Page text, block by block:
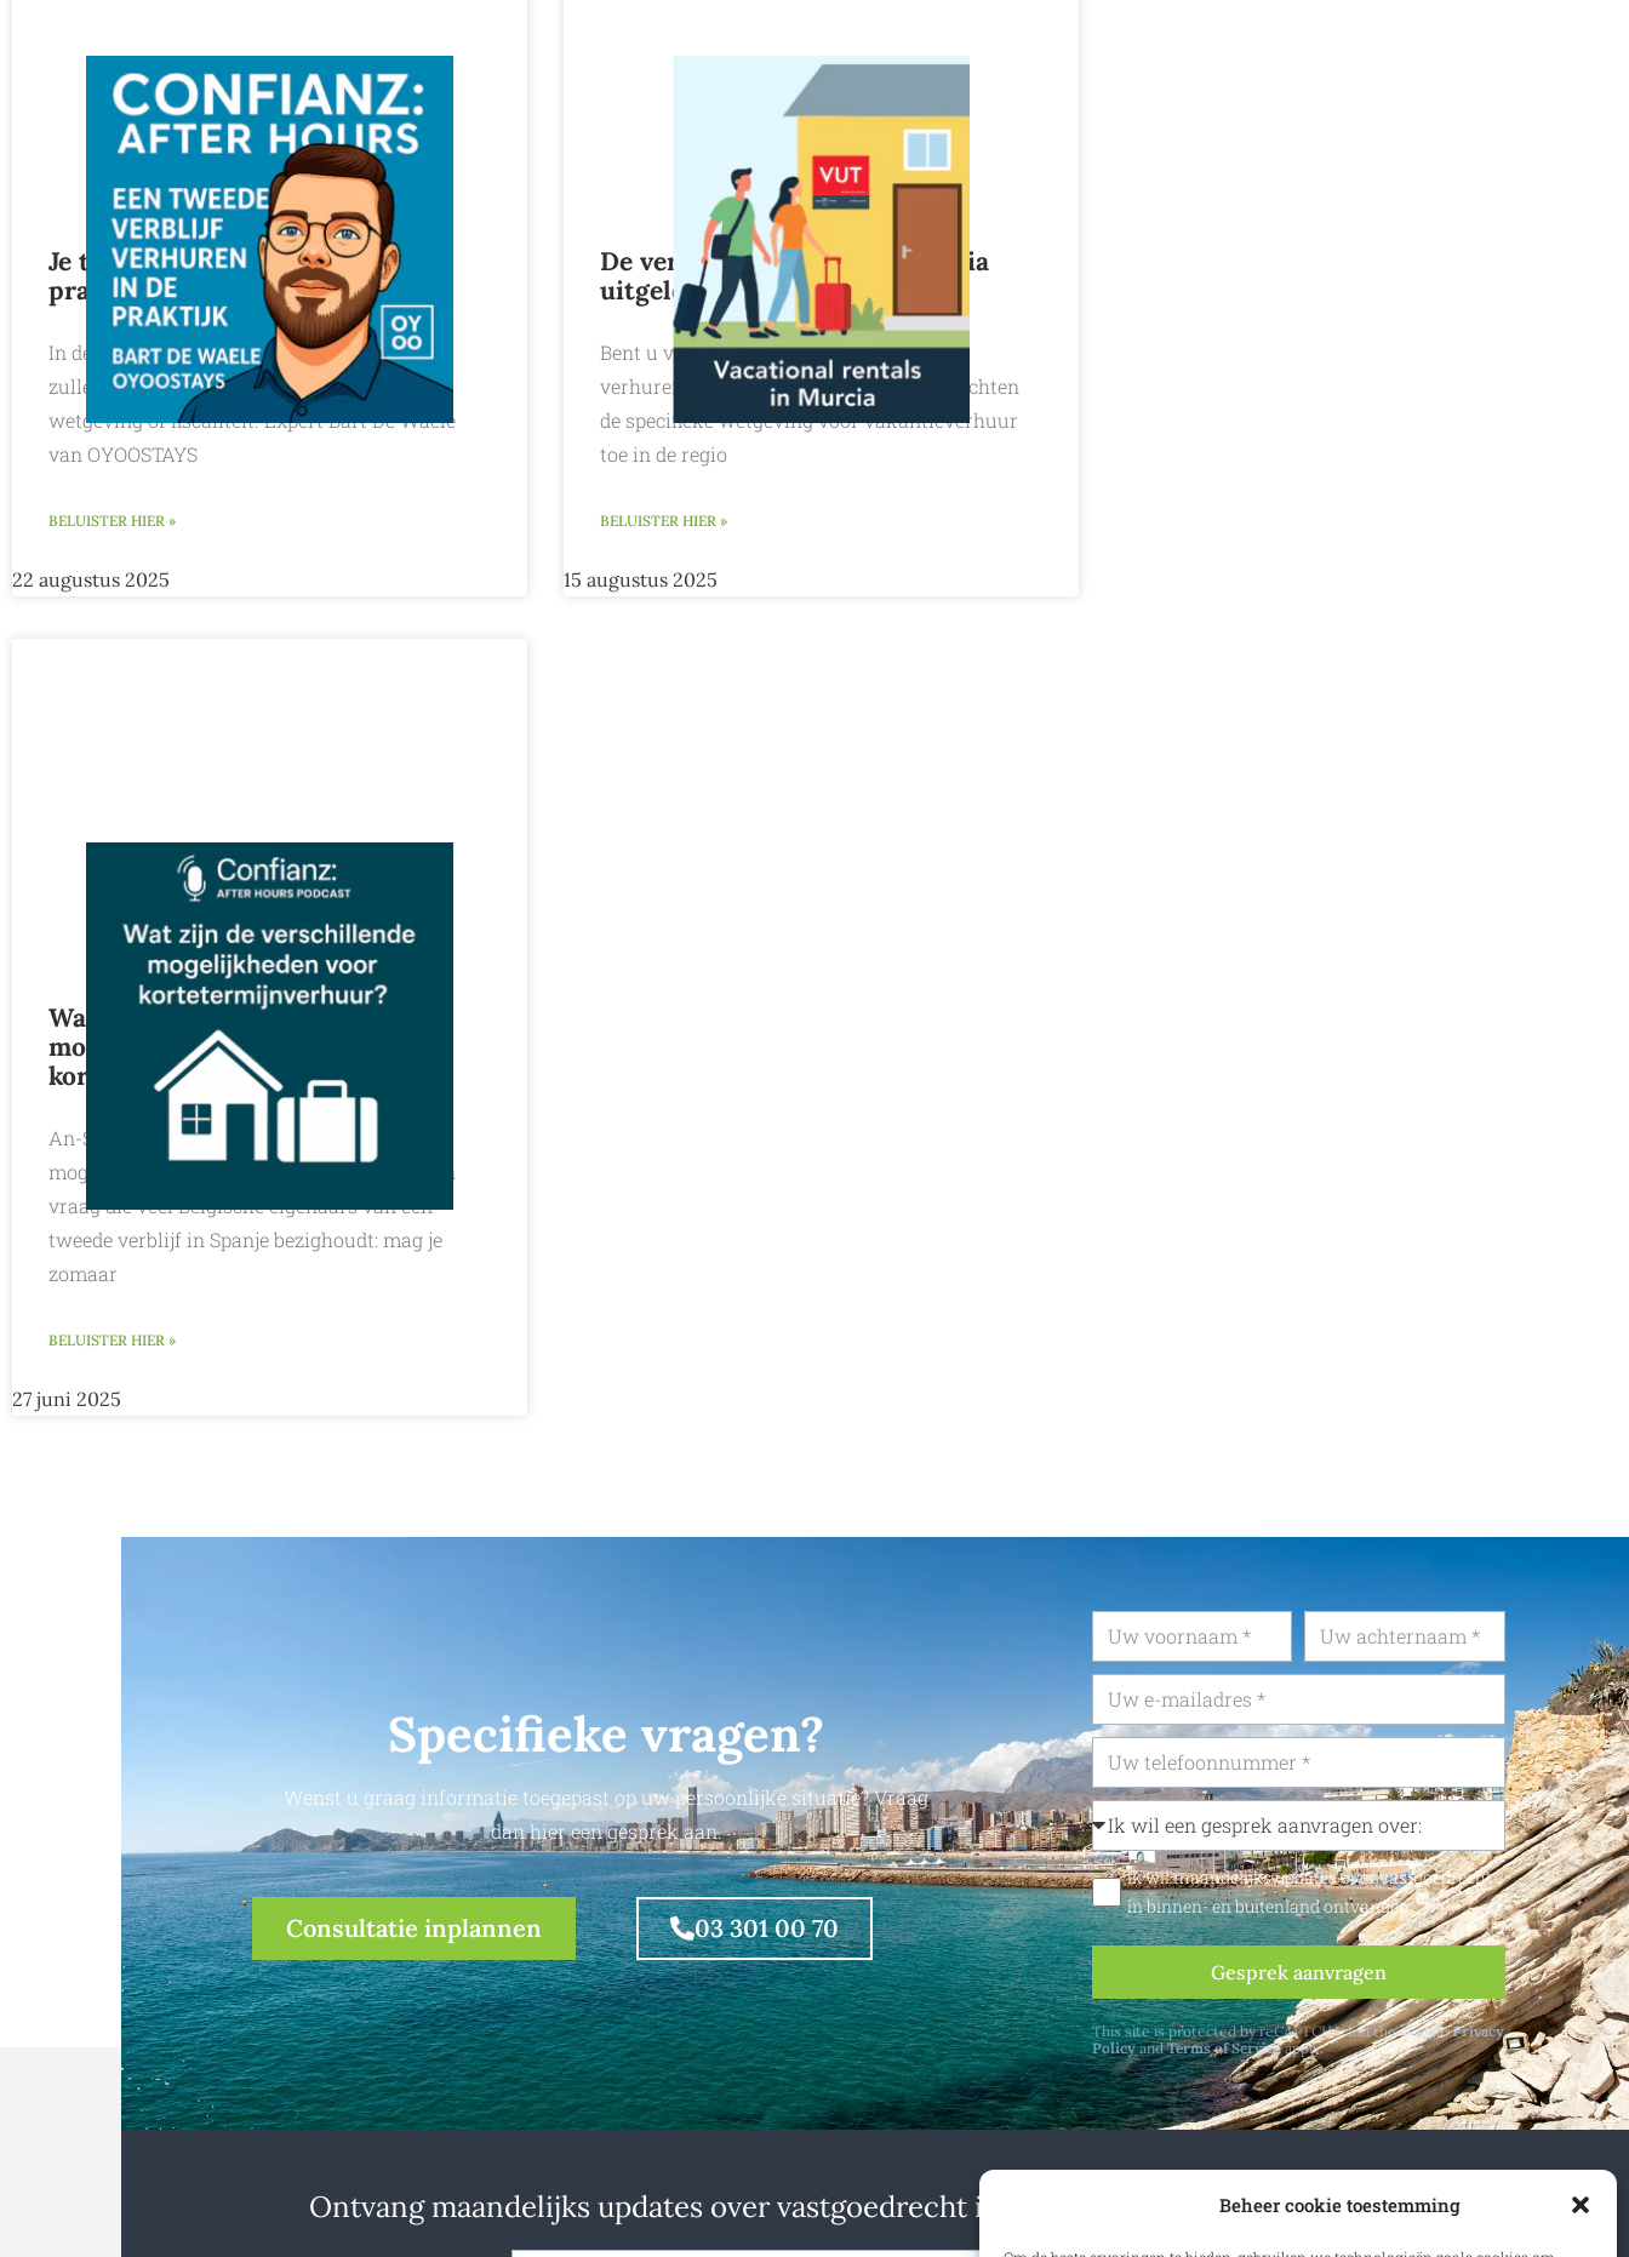
Beheer cookie toestemming
Je tweede verblijf verhuren in de
praktijk? Geen kinderspel!
In deze aflevering van Confianz: After Hours
zullen we het voor een keer niet hebben over
wetgeving of fiscaliteit. Expert Bart De Waele
van OYOOSTAYS
BELUISTER HIER »
22 augustus 2025
De verhuurwetgeving in Murcia
uitgelegd
Bent u van plan om uw tweede verblijf te
verhuren in Murcia? An-Sofie en Glenn lichten
de specifieke wetgeving voor vakantieverhuur
toe in de regio
BELUISTER HIER »
15 augustus 2025
Wat zijn de verschillende
mogelijkheden voor
kortetermijnverhuur in Spanje?
An-Sofie en Glenn overlopen vandaag de
mogelijkheden van kortetermijnverhuur. Een
vraag die veel Belgische eigenaars van een
tweede verblijf in Spanje bezighoudt: mag je
zomaar
BELUISTER HIER »
27 juni 2025
Specifieke vragen?
Wenst u graag informatie toegepast op uw persoonlijke situatie? Vraag
dan hier een gesprek aan.
Consultatie inplannen 03 301 00 70
Ik wil maandelijks updates over vastgoedrecht
in binnen- en buitenland ontvangen
Gesprek aanvragen
This site is protected by reCAPTCHA and the GooglePrivacy
PolicyandTerms of Serviceapply.
Ontvang maandelijks updates over vastgoedrecht in binnen- en buitenland.